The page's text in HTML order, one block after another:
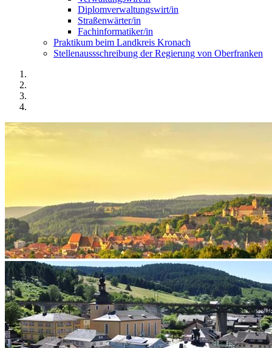
Diplomverwaltungswirt/in
Straßenwärter/in
Fachinformatiker/in
Praktikum beim Landkreis Kronach
Stellenaussschreibung der Regierung von Oberfranken